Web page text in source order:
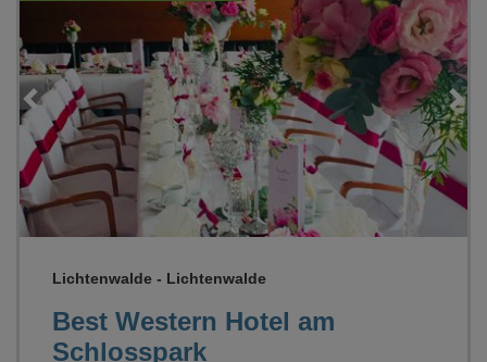
Loading...
Best Western Hotel am
Schlosspark
Lichtenwalde - Lichtenwalde